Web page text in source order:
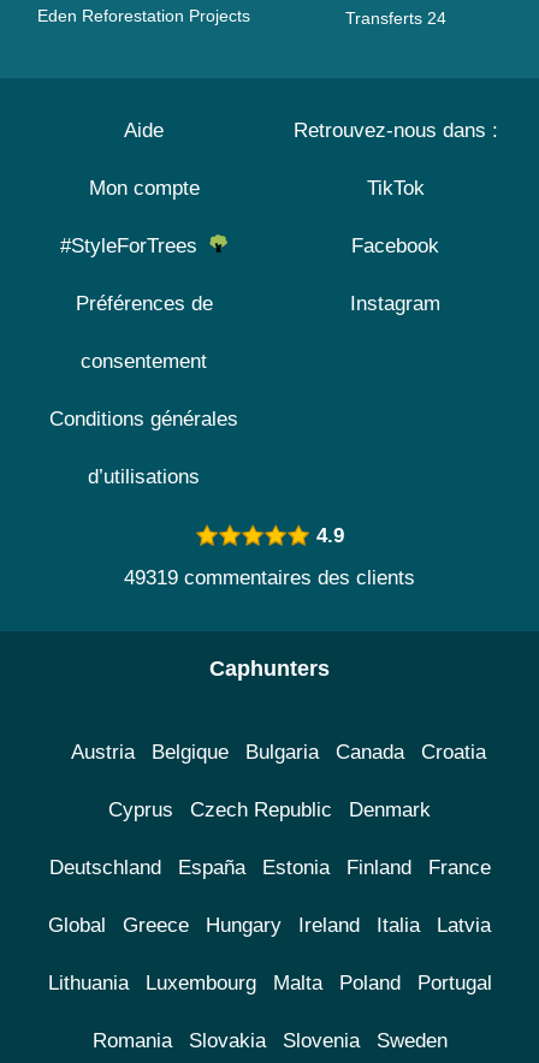
Eden Reforestation Projects
Transferts 24
Aide
Mon compte
#StyleForTrees
Préférences de
consentement
Conditions générales
d’utilisations
Retrouvez-nous dans :
TikTok
Facebook
Instagram
4.9
49319 commentaires des clients
Caphunters
Austria Belgique Bulgaria Canada Croatia
Cyprus Czech Republic Denmark
Deutschland España Estonia Finland France
Global Greece Hungary Ireland Italia Latvia
Lithuania Luxembourg Malta Poland Portugal
Romania Slovakia Slovenia Sweden